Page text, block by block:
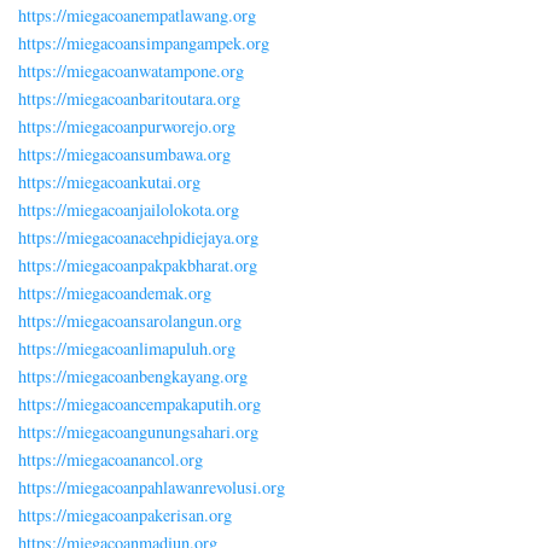
https://miegacoanempatlawang.org
https://miegacoansimpangampek.org
https://miegacoanwatampone.org
https://miegacoanbaritoutara.org
https://miegacoanpurworejo.org
https://miegacoansumbawa.org
https://miegacoankutai.org
https://miegacoanjailolokota.org
https://miegacoanacehpidiejaya.org
https://miegacoanpakpakbharat.org
https://miegacoandemak.org
https://miegacoansarolangun.org
https://miegacoanlimapuluh.org
https://miegacoanbengkayang.org
https://miegacoancempakaputih.org
https://miegacoangunungsahari.org
https://miegacoanancol.org
https://miegacoanpahlawanrevolusi.org
https://miegacoanpakerisan.org
https://miegacoanmadiun.org